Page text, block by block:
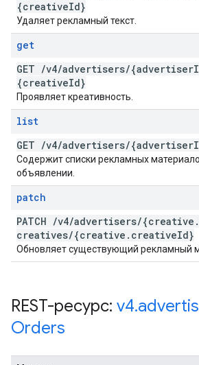
{creativeId}
Удаляет рекламный текст.
get
GET /v4/advertisers/{advertiser
{creativeId}
Проявляет креативность.
list
GET /v4/advertisers/{advertiser
Содержит списки рекламных
объявлении.
patch
PATCH /v4/advertisers/{creative .
creatives/{creative . creativeId}
Обновляет существующий рекламный
REST-ресурс: v4.
Orders